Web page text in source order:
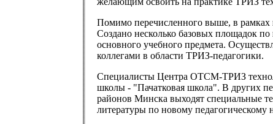
Помимо перечисленного выше, в рамках
Создано несколько базовых площадок
основного учебного предмета.
коллегами в области ТРИЗ-педагогики.
Специалисты Центра ОТСМ-ТРИЗ
школы - "Пачатковая школа". В других
районов Минска выходят специальные
литературы по новому педагогическому